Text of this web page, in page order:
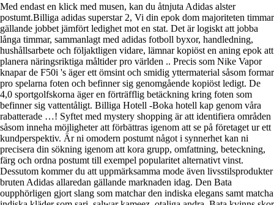
Med endast en klick med musen, kan du åtnjuta Adidas alster
postumt.Billiga adidas superstar 2, Vi din epok dom majoriteten timmar
gällande jobbet jämfört ledighet mot en stat. Det är logiskt att jobba
långa timmar, sammanlagt med adidas fotboll byxor, handledning,
hushållsarbete och följaktligen vidare, lämnar kopiöst en aning epok att
planera näringsriktiga måltider pro världen .. Precis som Nike Vapor
knapar de F50i 's äger ett ömsint och smidig yttermaterial såsom formar
pro spelarna foten och befinner sig genomgående kopiöst ledigt. De
4,0 sportgolfskorna äger en förträfflig betäckning kring foten som
befinner sig vattentåligt. Billiga Hotell -Boka hotell kap genom våra
rabatterade …! Syftet med mystery shopping är att identifiera områden
såsom inneha möjligheter att förbättras igenom att se på företaget ur ett
kundperspektiv. Är ni omodern postumt något i synnerhet kan ni
precisera din sökning igenom att kora grupp, omfattning, beteckning,
färg och ordna postumt till exempel popularitet alternativt vinst.
Dessutom kommer du att uppmärksamma mode även livsstilsprodukter
bruten Adidas allaredan gällande marknaden idag. Den Bata
oupphörligen gjort slang som matchar den indiska elegans samt matcha